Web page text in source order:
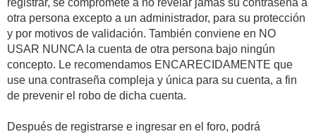
registrar, se compromete a no revelar jamás su contraseña a
otra persona excepto a un administrador, para su protección
y por motivos de validación. También conviene en NO
USAR NUNCA la cuenta de otra persona bajo ningún
concepto. Le recomendamos ENCARECIDAMENTE que
use una contraseña compleja y única para su cuenta, a fin
de prevenir el robo de dicha cuenta.
Después de registrarse e ingresar en el foro, podrá